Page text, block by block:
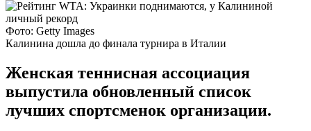
Фото: Getty Images
Калинина дошла до финала турнира в Италии
Женская теннисная ассоциация
выпустила обновленный список
лучших спортсменок организации.